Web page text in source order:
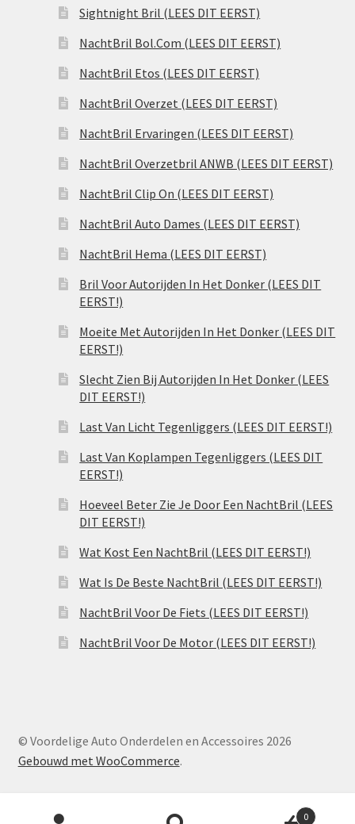
Sightnight Bril (LEES DIT EERST)
NachtBril Bol.Com (LEES DIT EERST)
NachtBril Etos (LEES DIT EERST)
NachtBril Overzet (LEES DIT EERST)
NachtBril Ervaringen (LEES DIT EERST)
NachtBril Overzetbril ANWB (LEES DIT EERST)
NachtBril Clip On (LEES DIT EERST)
NachtBril Auto Dames (LEES DIT EERST)
NachtBril Hema (LEES DIT EERST)
Bril Voor Autorijden In Het Donker (LEES DIT
EERST!)
Moeite Met Autorijden In Het Donker (LEES DIT
EERST!)
Slecht Zien Bij Autorijden In Het Donker (LEES
DIT EERST!)
Last Van Licht Tegenliggers (LEES DIT EERST!)
Last Van Koplampen Tegenliggers (LEES DIT
EERST!)
Hoeveel Beter Zie Je Door Een NachtBril (LEES
DIT EERST!)
Wat Kost Een NachtBril (LEES DIT EERST!)
Wat Is De Beste NachtBril (LEES DIT EERST!)
NachtBril Voor De Fiets (LEES DIT EERST!)
NachtBril Voor De Motor (LEES DIT EERST!)
© Voordelige Auto Onderdelen en Accessoires 2026
Gebouwd met WooCommerce.
Producten 0